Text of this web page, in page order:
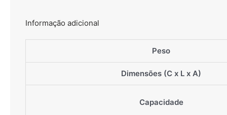
Informação adicional
Peso
Dimensões (C x L x A)
Capacidade